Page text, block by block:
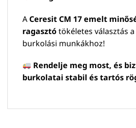
ACeresit CM 17 emelt
ragasztótökéletes választás
burkolási munkákhoz!
Rendelje meg most, és
burkolatai stabil és tartós